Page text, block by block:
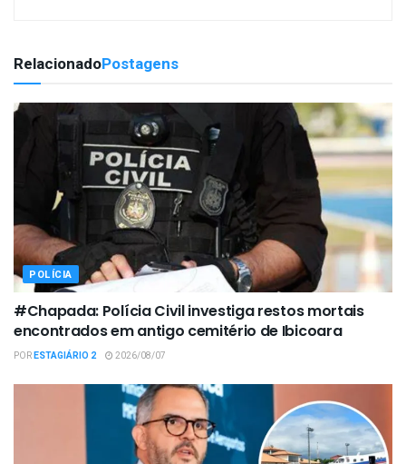
RelacionadoPostagens
POLÍCIA
#Chapada: Polícia Civil investiga restos mortais
encontrados em antigo cemitério de Ibicoara
PORESTAGIÁRIO 2 2026/08/07